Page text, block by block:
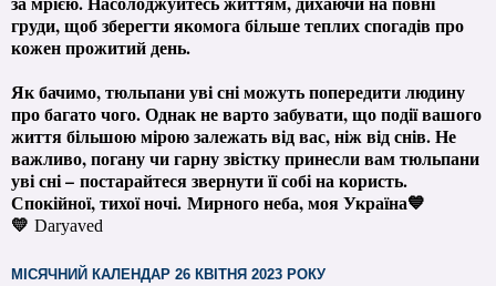
груди, щоб зберегти якомога більше теплих спогадів про
кожен прожитий день.
Як бачимо, тюльпани уві сні можуть попередити людину
про багато чого. Однак не варто забувати, що події вашого
життя більшою мірою залежать від вас, ніж від снів. Не
важливо, погану чи гарну звістку принесли вам тюльпани
уві сні – постарайтеся звернути її собі на користь.
Спокійної, тихої ночі. Мирного неба, моя Україна💙
💛 Daryaved
МІСЯЧНИЙ КАЛЕНДАР 26 КВІТНЯ 2023 РОКУ